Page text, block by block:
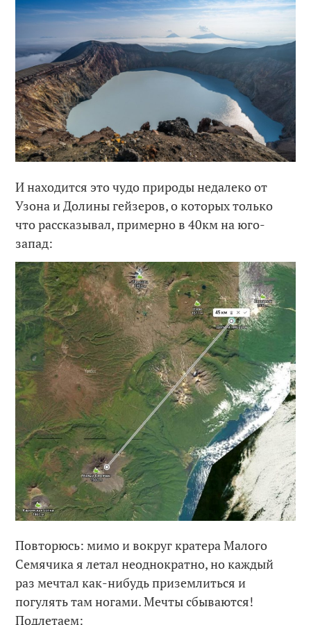
И находится это чудо природы недалеко от
Узона и Долины гейзеров, о которых только
что рассказывал, примерно в 40км на юго-
запад:
Повторюсь: мимо и вокруг кратера Малого
Семячика я летал неоднократно, но каждый
раз мечтал как-нибудь приземлиться и
погулять там ногами. Мечты сбываются!
Подлетаем: